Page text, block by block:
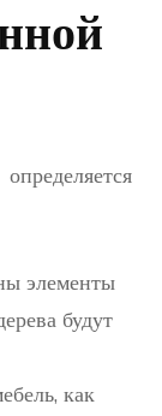
элементы
будут
как